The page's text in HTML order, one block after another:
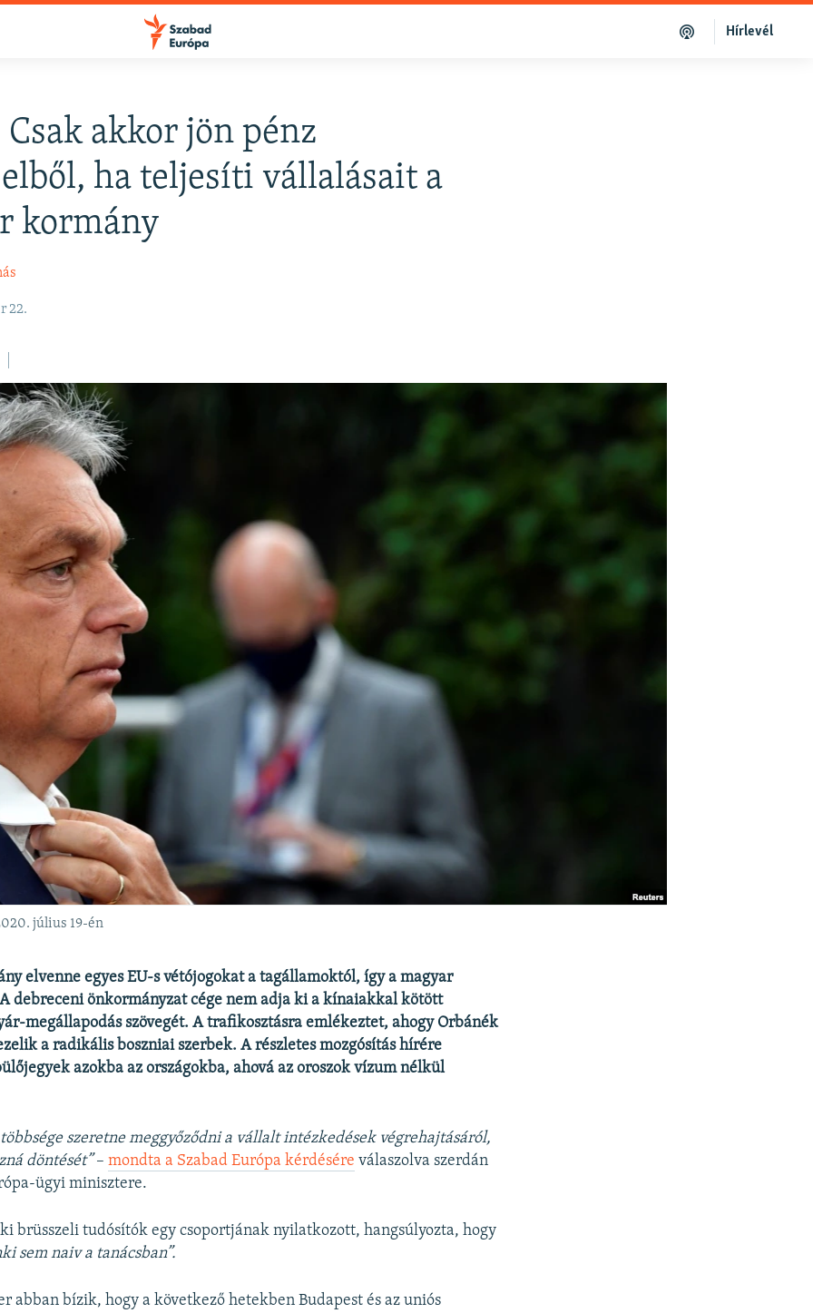
Hírlevél
Csak akkor jön pénz
ha teljesíti vállalásait a
kormány
22.
július 19-én
elvenne egyes EU-s vétójogokat a tagállamoktól, így a magyar
debreceni önkormányzat cége nem adja ki a kínaiakkal kötött
megállapodás szövegét. A trafikosztásra emlékeztet, ahogy Orbánék
a radikális boszniai szerbek. A részletes mozgósítás hírére
azokba az országokba, ahová az oroszok vízum nélkül
szeretne meggyőződni a vállalt intézkedések végrehajtásáról,
döntését”–mondta a Szabad Európa kérdésére válaszolva szerdán
ügyi minisztere.
brüsszeli tudósítók egy csoportjának nyilatkozott, hangsúlyozta, hogy
sem naiv a tanácsban”.
abban bízik, hogy a következő hetekben Budapest és az uniós